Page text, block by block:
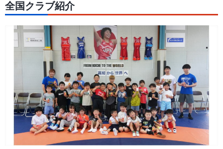
全国クラブ紹介